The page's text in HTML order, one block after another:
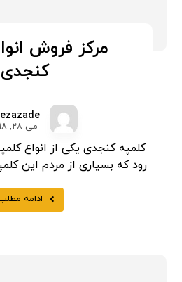
مرکز فروش
کنجدی
می ۲۸, ۲۰۱۸
کلمپه کنجدی یکی از انواع
رود که بسیاری از مردم این
ادامه